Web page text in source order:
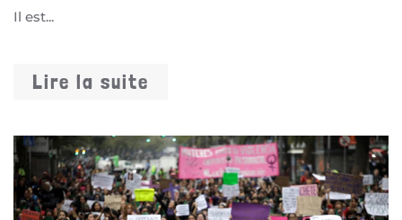
Il est...
Lire la suite